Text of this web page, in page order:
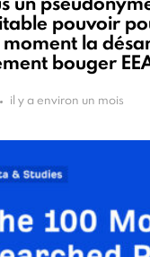
pouvoir
la
bouger
il y a environ un mois